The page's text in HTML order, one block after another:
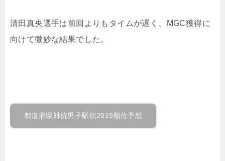
清田真央選手は前回よりもタイムが遅く、MGC獲得に
向けて微妙な結果でした。
都道府県対抗男子駅伝2019順位予想